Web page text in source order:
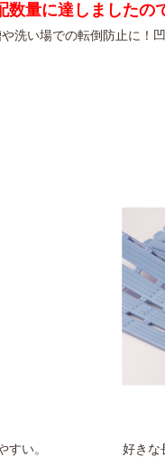
数量に達しましたの
洗い場での転倒防止に！
すい。 好きな